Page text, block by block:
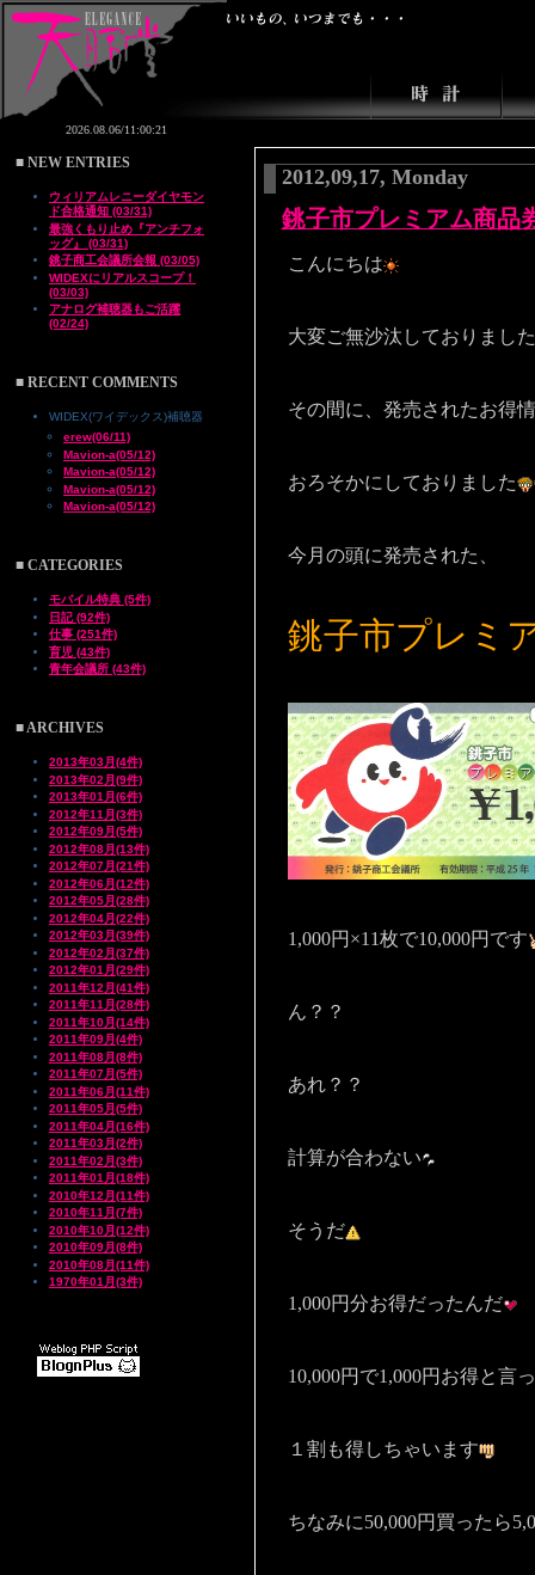
■ NEW ENTRIES
ウィリアムレニーダイヤモン
ド合格通知 (03/31)
最強くもり止め『アンチフォ
ッグ』 (03/31)
銚子商工会議所会報 (03/05)
WIDEXにリアルスコープ！
(03/03)
アナログ補聴器もご活躍
(02/24)
■ RECENT COMMENTS
WIDEX(ワイデックス)補聴器
erew(06/11)
Mavion-a(05/12)
Mavion-a(05/12)
Mavion-a(05/12)
Mavion-a(05/12)
■ CATEGORIES
モバイル特典 (5件)
日記 (92件)
仕事 (251件)
育児 (43件)
青年会議所 (43件)
■ ARCHIVES
2013年03月(4件)
2013年02月(9件)
2013年01月(6件)
2012年11月(3件)
2012年09月(5件)
2012年08月(13件)
2012年07月(21件)
2012年06月(12件)
2012年05月(28件)
2012年04月(22件)
2012年03月(39件)
2012年02月(37件)
2012年01月(29件)
2011年12月(41件)
2011年11月(28件)
2011年10月(14件)
2011年09月(4件)
2011年08月(8件)
2011年07月(5件)
2011年06月(11件)
2011年05月(5件)
2011年04月(16件)
2011年03月(2件)
2011年02月(3件)
2011年01月(18件)
2010年12月(11件)
2010年11月(7件)
2010年10月(12件)
2010年09月(8件)
2010年08月(11件)
1970年01月(3件)
2012,09,17, Monday
銚子市プレミアム商品
こんにちは
大変ご無沙汰しておりました
その間に、発売されたお得
おろそかにしておりました
今月の頭に発売された、
銚子市プレミ
1,000円×11枚で10,000円です
ん？？
あれ？？
計算が合わない
そうだ
1,000円分お得だったんだ
10,000円で1,000円お得と言
１割も得しちゃいます
ちなみに50,000円買ったら